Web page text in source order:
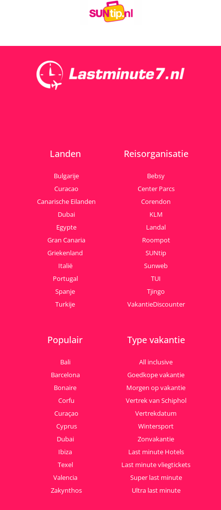
Landen
Bulgarije
Curacao
Canarische Eilanden
Dubai
Egypte
Gran Canaria
Griekenland
Italië
Portugal
Spanje
Turkije
Reisorganisatie
Bebsy
Center Parcs
Corendon
KLM
Landal
Roompot
SUNtip
Sunweb
TUI
Tjingo
VakantieDiscounter
Populair
Bali
Barcelona
Bonaire
Corfu
Curaçao
Cyprus
Dubai
Ibiza
Texel
Valencia
Zakynthos
Type vakantie
All inclusive
Goedkope vakantie
Morgen op vakantie
Vertrek van Schiphol
Vertrekdatum
Wintersport
Zonvakantie
Last minute Hotels
Last minute vliegtickets
Super last minute
Ultra last minute